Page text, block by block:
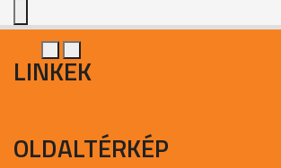
LINKEK
OLDALTÉRKÉP